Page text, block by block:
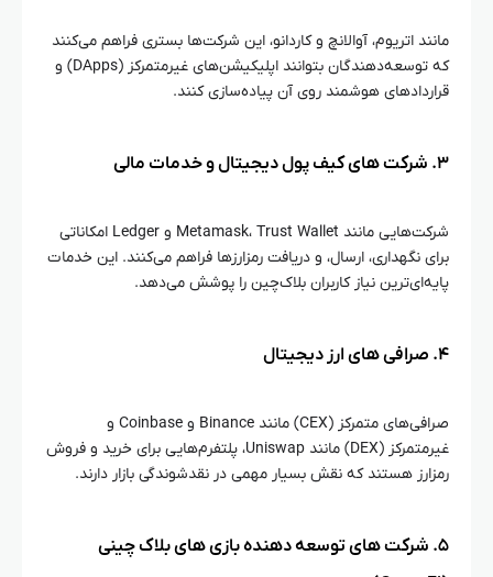
مانند اتریوم، آوالانچ و کاردانو، این شرکت‌ها بستری فراهم می‌کنند
که توسعه‌دهندگان بتوانند اپلیکیشن‌های غیرمتمرکز (DApps) و
قراردادهای هوشمند روی آن پیاده‌سازی کنند.
۳. شرکت‌ های کیف پول دیجیتال و خدمات مالی
شرکت‌هایی مانند Metamask، Trust Wallet و Ledger امکاناتی
برای نگهداری، ارسال، و دریافت رمزارزها فراهم می‌کنند. این خدمات
پایه‌ای‌ترین نیاز کاربران بلاک‌چین را پوشش می‌دهد.
۴. صرافی‌ های ارز دیجیتال
صرافی‌های متمرکز (CEX) مانند Binance و Coinbase و
غیرمتمرکز (DEX) مانند Uniswap، پلتفرم‌هایی برای خرید و فروش
رمزارز هستند که نقش بسیار مهمی در نقدشوندگی بازار دارند.
۵. شرکت‌ های توسعه‌ دهنده بازی‌ های بلاک‌ چینی